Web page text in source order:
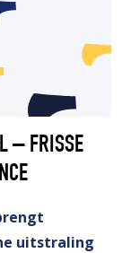
– FRISSE
uitstraling